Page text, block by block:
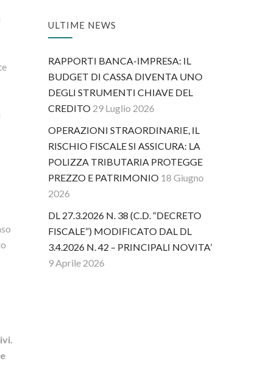
ULTIME NEWS
RAPPORTI BANCA-IMPRESA: IL
BUDGET DI CASSA DIVENTA UNO
DEGLI STRUMENTI CHIAVE DEL
CREDITO 29 Luglio 2026
OPERAZIONI STRAORDINARIE, IL
RISCHIO FISCALE SI ASSICURA: LA
POLIZZA TRIBUTARIA PROTEGGE
PREZZO E PATRIMONIO 18 Giugno
2026
DL 27.3.2026 N. 38 (C.D. “DECRETO
FISCALE”) MODIFICATO DAL DL
3.4.2026 N. 42 – PRINCIPALI NOVITA’
9 Aprile 2026